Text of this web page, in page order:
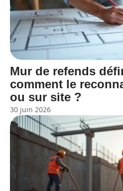
Mur de refends
comment le
ou sur site ?
30 juin 2026